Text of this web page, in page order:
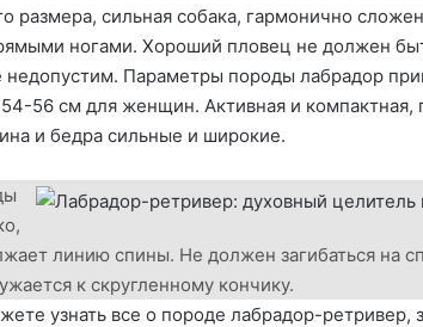
размера, сильная собака, гармонично
ногами. Хороший пловец не должен
Параметры породы лабрадор
56 см для женщин. Активная и компактная,
и бедра сильные и широкие.
линию спины. Не должен загибаться на
к скругленному кончику.
узнать все о породе лабрадор-ретривер,